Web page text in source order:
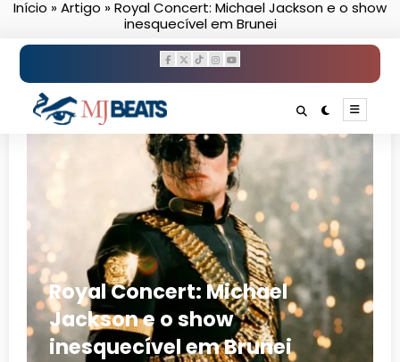
PularInício »Artigo »Royal Concert: Michael Jackson e o show
inesquecível em Brunei
Royal Concert: Michael
Jackson e o show
inesquecível em Brunei